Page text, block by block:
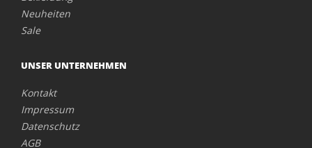
Neuheiten
Sale
UNSER UNTERNEHMEN
Kontakt
Impressum
Datenschutz
AGB